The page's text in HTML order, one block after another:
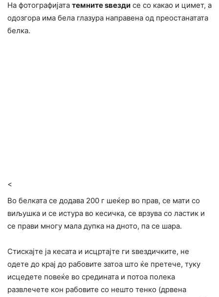
На фотографијата темните ѕвезди се сo какао и цимет, а
одозгора има бела глазура направена од преостанатата
белка.
<
Во белката се додава 200 г шеќер во прав, се мати со
виљушка и се истура во кесичка, се врзува со ластик и
се прави многу мала дупка на дното, па се шара.
Стискајте ја кесата и исцртајте ги ѕвездичките, не
одете до крај до рабовите затоа што ќе претече, туку
исцедете повеќе во средината и потоа полека
развлечете кон рабовите со нешто тенко (дрвена